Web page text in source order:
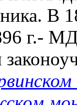
В
г.-